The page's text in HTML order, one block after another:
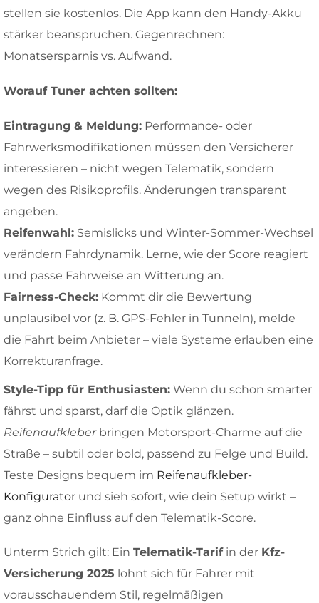
stellen sie kostenlos. Die App kann den Handy-Akku
stärker beanspruchen. Gegenrechnen:
Monatsersparnis vs. Aufwand.
Worauf Tuner achten sollten:
Eintragung & Meldung: Performance- oder
Fahrwerksmodifikationen müssen den Versicherer
interessieren – nicht wegen Telematik, sondern
wegen des Risikoprofils. Änderungen transparent
angeben.
Reifenwahl: Semislicks und Winter-Sommer-Wechsel
verändern Fahrdynamik. Lerne, wie der Score reagiert
und passe Fahrweise an Witterung an.
Fairness-Check: Kommt dir die Bewertung
unplausibel vor (z. B. GPS-Fehler in Tunneln), melde
die Fahrt beim Anbieter – viele Systeme erlauben eine
Korrekturanfrage.
Style-Tipp für Enthusiasten: Wenn du schon smarter
fährst und sparst, darf die Optik glänzen.
Reifenaufkleberbringen Motorsport-Charme auf die
Straße – subtil oder bold, passend zu Felge und Build.
Teste Designs bequem im Reifenaufkleber-
Konfigurator und sieh sofort, wie dein Setup wirkt –
ganz ohne Einfluss auf den Telematik-Score.
Unterm Strich gilt: Ein Telematik-Tarifin der Kfz-
Versicherung 2025 lohnt sich für Fahrer mit
vorausschauendem Stil, regelmäßigen